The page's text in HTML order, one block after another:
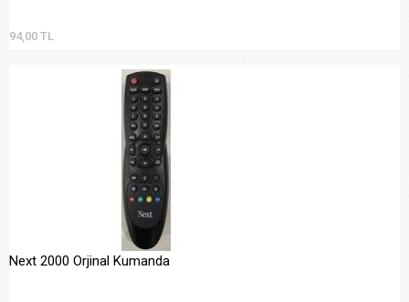
94,00 TL
Next 2000 Orjinal Kumanda